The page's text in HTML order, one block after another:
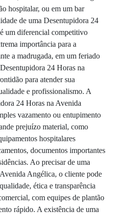
hospitalar, ou em um bar
de uma Desentupidora 24
um diferencial competitivo
importância para a
a madrugada, em um feriado
24 Horas na
para atender sua
e profissionalismo. A
24 Horas na Avenida
vazamento ou entupimento
prejuízo material, como
hospitalares
documentos importantes
Ao precisar de uma
Angélica, o cliente pode
ética e transparência
com equipes de plantão
rápido. A existência de uma